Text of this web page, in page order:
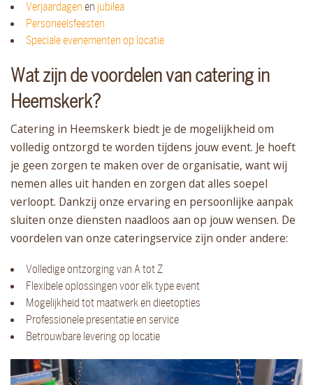
Verjaardagen en jubilea
Personeelsfeesten
Speciale evenementen op locatie
Wat zijn de voordelen van catering in
Heemskerk?
Catering in Heemskerk biedt je de mogelijkheid om
volledig ontzorgd te worden tijdens jouw event. Je hoeft
je geen zorgen te maken over de organisatie, want wij
nemen alles uit handen en zorgen dat alles soepel
verloopt. Dankzij onze ervaring en persoonlijke aanpak
sluiten onze diensten naadloos aan op jouw wensen. De
voordelen van onze cateringservice zijn onder andere:
Volledige ontzorging van A tot Z
Flexibele oplossingen voor elk type event
Mogelijkheid tot maatwerk en dieetopties
Professionele presentatie en service
Betrouwbare levering op locatie